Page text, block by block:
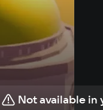
Not available in